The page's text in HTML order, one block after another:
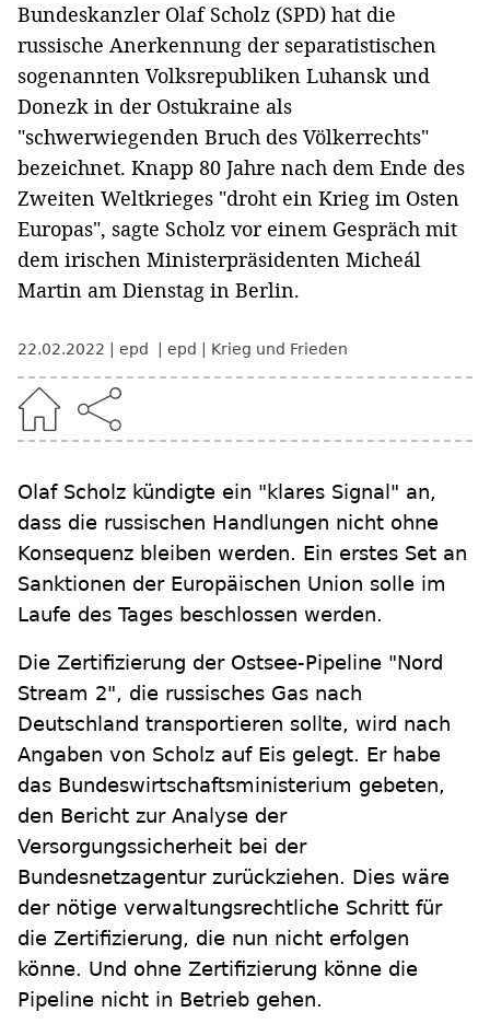
Bundeskanzler Olaf Scholz (SPD) hat die
russische Anerkennung der separatistischen
sogenannten Volksrepubliken Luhansk und
Donezk in der Ostukraine als
"schwerwiegenden Bruch des Völkerrechts"
bezeichnet. Knapp 80 Jahre nach dem Ende des
Zweiten Weltkrieges "droht ein Krieg im Osten
Europas", sagte Scholz vor einem Gespräch mit
dem irischen Ministerpräsidenten Micheál
Martin am Dienstag in Berlin.
22.02.2022 epd epd Krieg und Frieden
Olaf Scholz kündigte ein "klares Signal" an,
dass die russischen Handlungen nicht ohne
Konsequenz bleiben werden. Ein erstes Set an
Sanktionen der Europäischen Union solle im
Laufe des Tages beschlossen werden.
Die Zertifizierung der Ostsee-Pipeline "Nord
Stream 2", die russisches Gas nach
Deutschland transportieren sollte, wird nach
Angaben von Scholz auf Eis gelegt. Er habe
das Bundeswirtschaftsministerium gebeten,
den Bericht zur Analyse der
Versorgungssicherheit bei der
Bundesnetzagentur zurückziehen. Dies wäre
der nötige verwaltungsrechtliche Schritt für
die Zertifizierung, die nun nicht erfolgen
könne. Und ohne Zertifizierung könne die
Pipeline nicht in Betrieb gehen.